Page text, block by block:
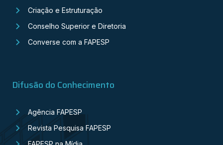
Criação e Estruturação
Conselho Superior e Diretoria
Converse com a FAPESP
Difusão do Conhecimento
Agência FAPESP
Revista Pesquisa FAPESP